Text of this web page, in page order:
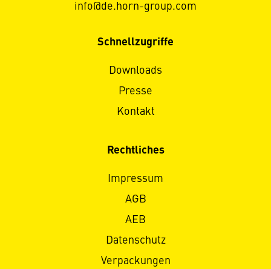
info@de.horn-group.com
Schnellzugriffe
Downloads
Presse
Kontakt
Rechtliches
Impressum
AGB
AEB
Datenschutz
Verpackungen